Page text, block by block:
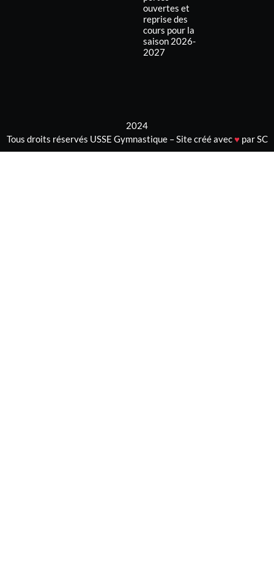
ouvertes et
reprise des
cours pour la
saison 2026-
2027
2024
Tous droits réservés USSE Gymnastique – Site créé avec♥ par SC